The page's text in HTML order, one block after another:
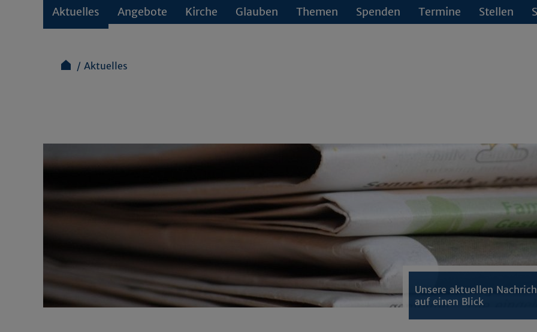
Aktuelles Angebote Kirche Glauben Themen Spenden Termine Stellen
Aktuelles
Unsere aktuellen
auf einen Blick